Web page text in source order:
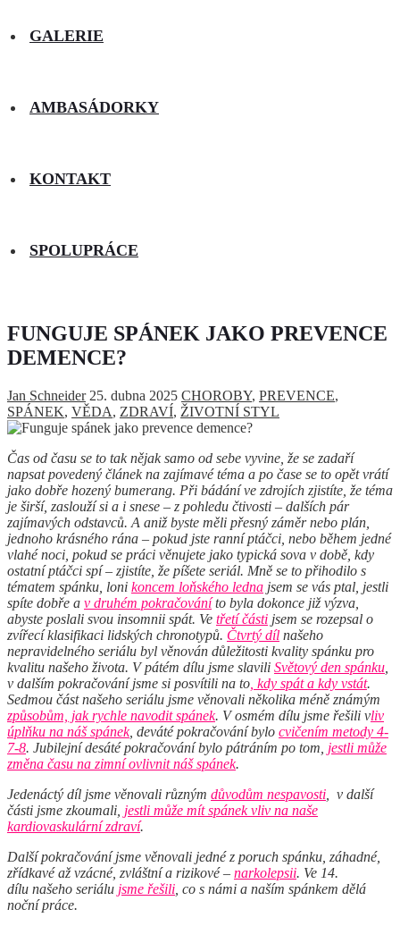
GALERIE
AMBASÁDORKY
KONTAKT
SPOLUPRÁCE
FUNGUJE SPÁNEK JAKO PREVENCE
DEMENCE?
Jan Schneider 25. dubna 2025 CHOROBY, PREVENCE,
SPÁNEK, VĚDA, ZDRAVÍ, ŽIVOTNÍ STYL
Čas od času se to tak nějak samo od sebe vyvine, že se zadaří
napsat povedený článek na zajímavé téma a po čase se to opět vrátí
jako dobře hozený bumerang. Při bádání ve zdrojích zjistíte, že téma
je širší, zaslouží si a i snese – z pohledu čtivosti – dalších pár
zajímavých odstavců. A aniž byste měli přesný záměr nebo plán,
jednoho krásného rána – pokud jste ranní ptáčci, nebo během jedné
vlahé noci, pokud se práci věnujete jako typická sova v době, kdy
ostatní ptáčci spí – zjistíte, že píšete seriál. Mně se to přihodilo s
tématem spánku, loni koncem loňského ledna jsem se vás ptal, jestli
spíte dobře a v druhém pokračováníto byla dokonce již výzva,
abyste poslali svou insomnii spát. Ve třetíčásti jsem se rozepsal o
zvířecí klasifikaci lidských chronotypů. Čtvrtý díl našeho
nepravidelného seriálu byl věnován důležitosti kvality spánku pro
kvalitu našeho života. V pátém dílu jsme slavili Světový den spánku
v dalším pokračování jsme si posvítili na to , kdy spát a kdy vstát.
Sedmou část našeho seriálu jsme věnovali několika méně známým
způsobům, jak rychle navodit spánek. V osmém dílu jsme řešili vliv
úplňku na náš spánek, deváté pokračování bylo cvičením metody 4-
7-8. Jubilejní desáté pokračování bylo pátráním po tom, jestli může
změna času na zimní ovlivnit náš spánek.
Jedenáctý díl jsme věnovali různým důvodům nespavosti , v další
části jsme zkoumali, jestli může mít spánek vliv na naše
kardiovaskulární zdraví.
Další pokračování jsme věnovali jedné z poruch spánku, záhadné,
zřídkavé až vzácné, zvláštní a rizikové – narkolepsii. Ve 14.
dílu našeho seriálu jsme řešili , co s námi a naším spánkem dělá
noční práce.